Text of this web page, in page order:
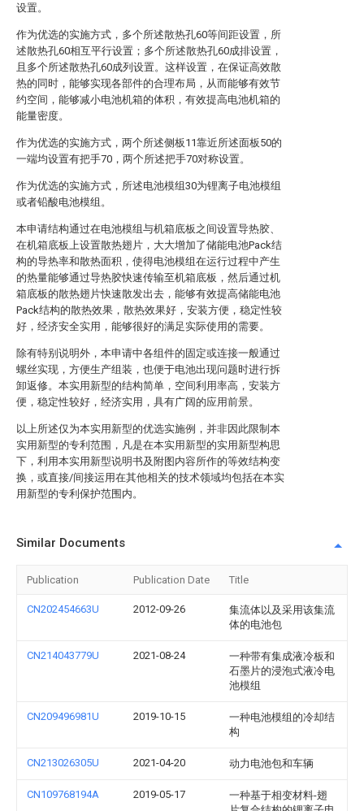
设置。
作为优选的实施方式，多个所述散热孔60等间距设置，所
述散热孔60相互平行设置；多个所述散热孔60成排设置，
且多个所述散热孔60成列设置。这样设置，在保证高效散
热的同时，能够实现各部件的合理布局，从而能够有效节
约空间，能够减小电池机箱的体积，有效提高电池机箱的
能量密度。
作为优选的实施方式，两个所述侧板11靠近所述面板50的
一端均设置有把手70，两个所述把手70对称设置。
作为优选的实施方式，所述电池模组30为锂离子电池模组
或者铅酸电池模组。
本申请结构通过在电池模组与机箱底板之间设置导热胶、
在机箱底板上设置散热翅片，大大增加了储能电池Pack结
构的导热率和散热面积，使得电池模组在运行过程中产生
的热量能够通过导热胶快速传输至机箱底板，然后通过机
箱底板的散热翅片快速散发出去，能够有效提高储能电池
Pack结构的散热效果，散热效果好，安装方便，稳定性较
好，经济安全实用，能够很好的满足实际使用的需要。
除有特别说明外，本申请中各组件的固定或连接一般通过
螺丝实现，方便生产组装，也便于电池出现问题时进行拆
卸返修。本实用新型的结构简单，空间利用率高，安装方
便，稳定性较好，经济实用，具有广阔的应用前景。
以上所述仅为本实用新型的优选实施例，并非因此限制本
实用新型的专利范围，凡是在本实用新型的实用新型构思
下，利用本实用新型说明书及附图内容所作的等效结构变
换，或直接/间接运用在其他相关的技术领域均包括在本实
用新型的专利保护范围内。
Similar Documents
Publication Publication Date Title
CN202454663U 2012-09-26
集流体以及采用该集流
体的电池包
CN214043779U 2021-08-24
一种带有集成液冷板和
石墨片的浸泡式液冷电
池模组
CN209496981U 2019-10-15
一种电池模组的冷却结
构
CN213026305U 2021-04-20 动力电池包和车辆
CN109768194A 2019-05-17
一种基于相变材料-翅